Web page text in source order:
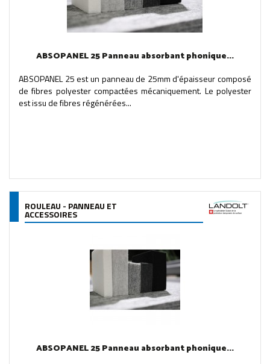
ABSOPANEL 25 Panneau absorbant phonique...
ABSOPANEL 25 est un panneau de 25mm d'épaisseur composé
de fibres polyester compactées mécaniquement. Le polyester
est issu de fibres régénérées...
ROULEAU - PANNEAU ET
ACCESSOIRES
ABSOPANEL 25 Panneau absorbant phonique...